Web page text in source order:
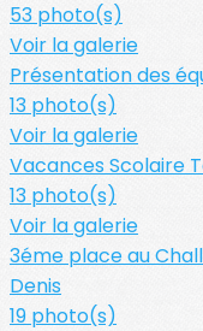
53 photo(s)
Voir la galerie
Présentation des
13 photo(s)
Voir la galerie
Vacances Scolaire
13 photo(s)
Voir la galerie
3éme place au
Denis
19 photo(s)